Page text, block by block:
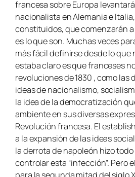
francesa sobre Europa
nacionalista en Alemania e
constituidos, que comenzarán
es lo que son. Muchas veces
más fácil definirse desde lo que
estaba claro es que franceses
revoluciones de 1830 , como las
ideas de nacionalismo,
la idea de la democratización
ambiente en sus diversas
Revolución francesa. El
a la expansión de las ideas
la derrota de napoleón hizo
controlar esta “infección”. Pero